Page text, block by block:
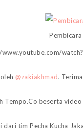
@zakiakhmad.
Tempo.Co beserta
dari tim Pecha Kucha